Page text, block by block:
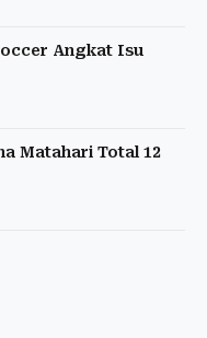
Angkat Isu
Matahari Total 12